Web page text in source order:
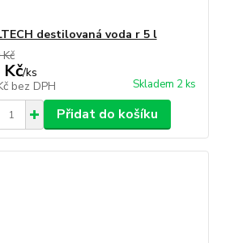
destilovaná voda r 5 l
/ks
bez DPH Skladem 2 ks
Přidat do košíku